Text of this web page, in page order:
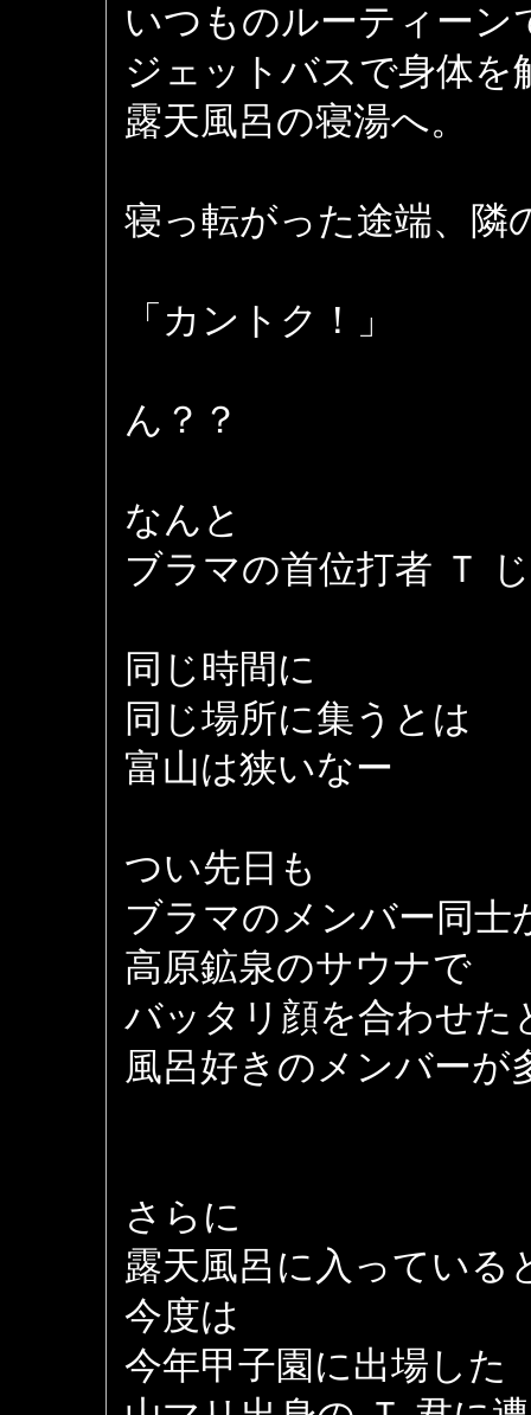
いつものルーティーン
ジェットバスで身体を
露天風呂の寝湯へ。
寝っ転がった途端、隣
「カントク！」
ん？？
なんと
ブラマの首位打者 Ｔ
同じ時間に
同じ場所に集うとは
富山は狭いなー
つい先日も
ブラマのメンバー同士
高原鉱泉のサウナで
バッタリ顔を合わせた
風呂好きのメンバーが
さらに
露天風呂に入っている
今度は
今年甲子園に出場した